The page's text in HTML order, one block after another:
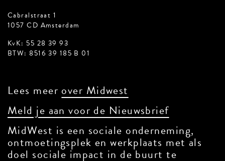
Cabralstraat 1
1057 CD Amsterdam
KvK: 55 28 39 93
BTW: 8516 39 185 B 01
Lees meer over Midwest
Meld je aan voor de Nieuwsbrief
MidWest is een sociale onderneming,
ontmoetingsplek en werkplaats met als
doel sociale impact in de buurt te